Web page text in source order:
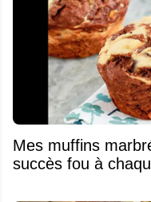
Mes muffins
succès fou à